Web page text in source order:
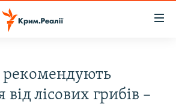
від лісових грибів –